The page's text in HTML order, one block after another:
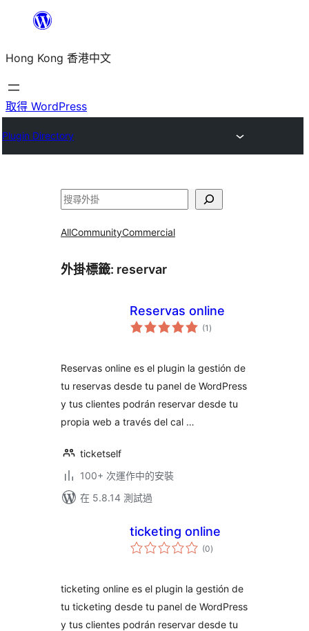
主
要
內
Hong Kong 香港中文
取得 WordPress
Plugin Directory
搜
AllCommunityCommercial
外掛標籤: reservar
Reservas online
(1 總
評)
Reservas online es el plugin la gestión de
tu reservas desde tu panel de WordPress
y tus clientes podrán reservar desde tu
propia web a través del cal …
ticketself
100+ 次運作中的安裝
在 5.8.14 測試過
ticketing online
(0總
評)
ticketing online es el plugin la gestión de
tu ticketing desde tu panel de WordPress
y tus clientes podrán reservar desde tu